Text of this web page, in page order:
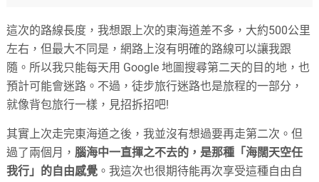
這次的路線長度，我想跟上次的東海道差不多，大約500公里
左右，但最大不同是，網路上沒有明確的路線可以讓我跟
隨。所以我只能每天用 Google 地圖搜尋第二天的目的地，也
預計可能會迷路。不過，徒步旅行迷路也是旅程的一部分，
就像背包旅行一樣，見招拆招吧!
其實上次走完東海道之後，我並沒有想過要再走第二次。但
過了兩個月，腦海中一直揮之不去的，是那種「海闊天空任
我行」的自由感覺 。我這次也很期待能再次享受這種自由自